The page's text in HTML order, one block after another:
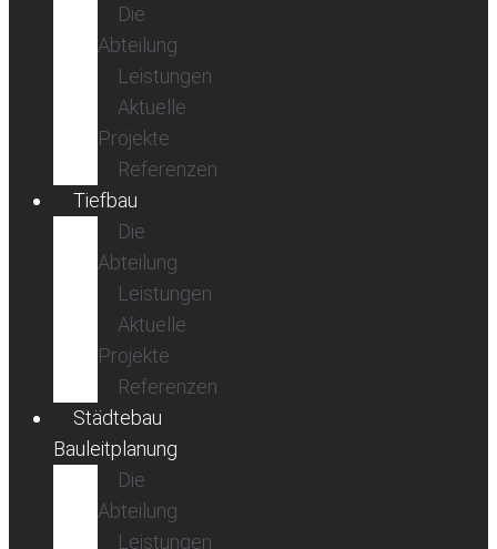
Die
Abteilung
Leistungen
Aktuelle
Projekte
Referenzen
Tiefbau
Die
Abteilung
Leistungen
Aktuelle
Projekte
Referenzen
Städtebau
Bauleitplanung
Die
Abteilung
Leistungen